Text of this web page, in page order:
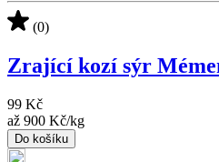
(0)
Zrající kozí sýr
99 Kč
až 900 Kč/kg
Do košíku